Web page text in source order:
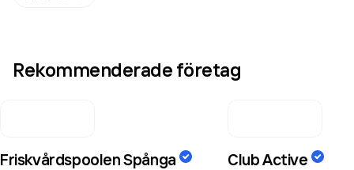
Rekommenderade företag
Friskvårdspoolen Spånga Club Active